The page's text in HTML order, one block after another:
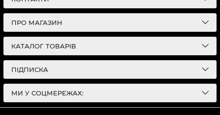
ПРО МАГАЗИН
КАТАЛОГ ТОВАРІВ
ПІДПИСКА
МИ У СОЦМЕРЕЖАХ: